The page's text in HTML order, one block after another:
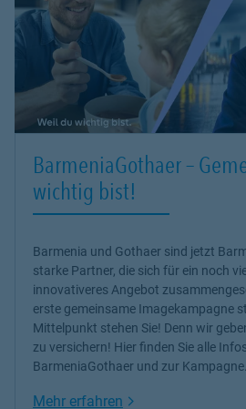
BarmeniaGothaer –
wichtig bist!
Barmenia und Gothaer sind jetzt
starke Partner, die sich für ein noch
innovativeres Angebot
erste gemeinsame Imagekampagne
Mittelpunkt stehen Sie! Denn wir
zu versichern! Hier finden Sie alle
BarmeniaGothaer und zur Kampagne.
Mehr erfahren Link Opens in New